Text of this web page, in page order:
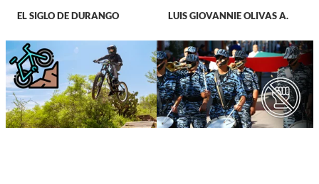
EL SIGLO DE DURANGO LUIS GIOVANNIE OLIVAS A.